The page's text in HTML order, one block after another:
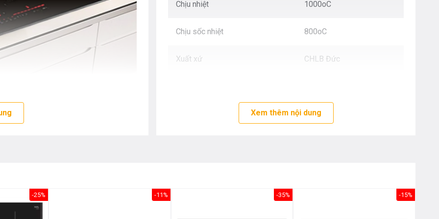
Chịu nhiệt 1000oC
Chịu sốc nhiệt 800oC
Xuất xứ CHLB Đức
Xem thêm nội dung
-25% -11% -35% -15%